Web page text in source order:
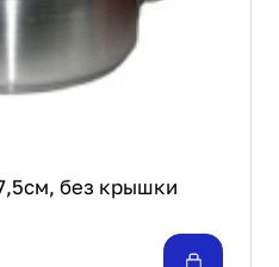
без крышки